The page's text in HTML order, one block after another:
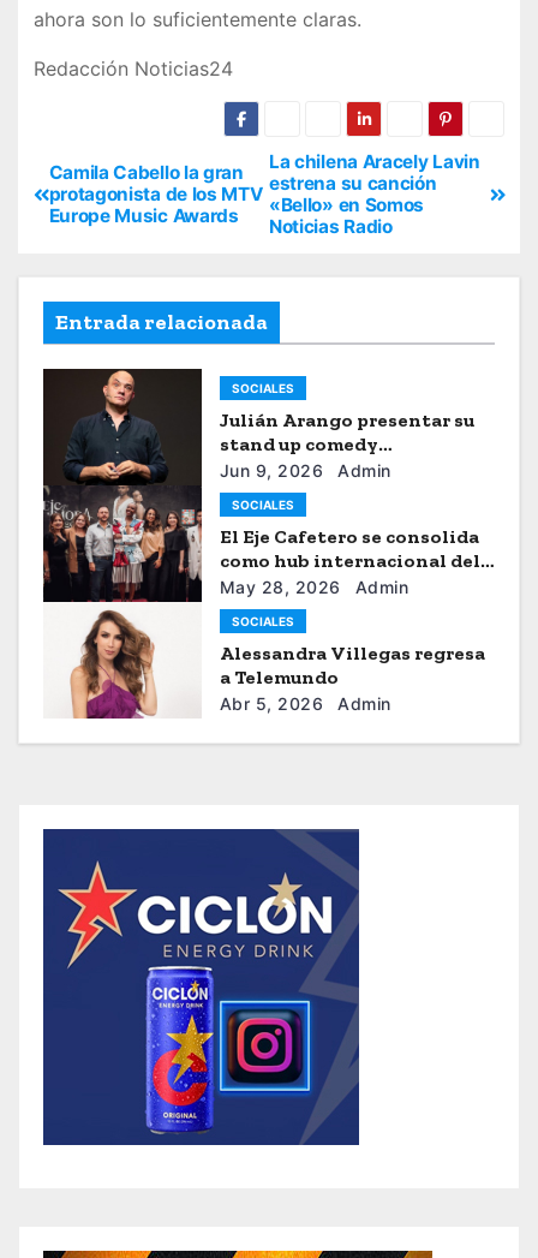
ahora son lo suficientemente claras.
Redacción Noticias24
La chilena Aracely Lavin
estrena su canción
«Bello» en Somos
Noticias Radio
Camila Cabello la gran
protagonista de los MTV
Europe Music Awards
Entrada relacionada
SOCIALES
Julián Arango presentar su
stand up comedy
“Julianchou”
Jun 9, 2026 Admin
SOCIALES
El Eje Cafetero se consolida
como hub internacional del
sistema moda
May 28, 2026 Admin
SOCIALES
Alessandra Villegas regresa
a Telemundo
Abr 5, 2026 Admin